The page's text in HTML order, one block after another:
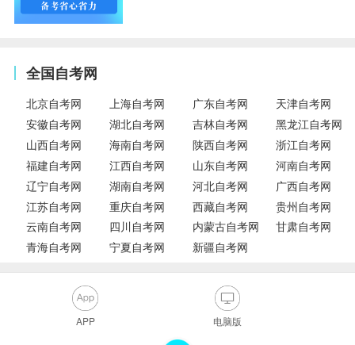
全国自考网
北京自考网 上海自考网 广东自考网
天津自考网
安徽自考网
湖北自考网 吉林自考网
黑龙江自考网
山西自考网
海南自考网 陕西自考网
浙江自考网
福建自考网
江西自考网 山东自考网
河南自考网
辽宁自考网
湖南自考网 河北自考网
广西自考网
江苏自考网
重庆自考网 西藏自考网
贵州自考网
云南自考网
四川自考网 内蒙古自考网
甘肃自考网
青海自考网
宁夏自考网 新疆自考网
APP 电脑版